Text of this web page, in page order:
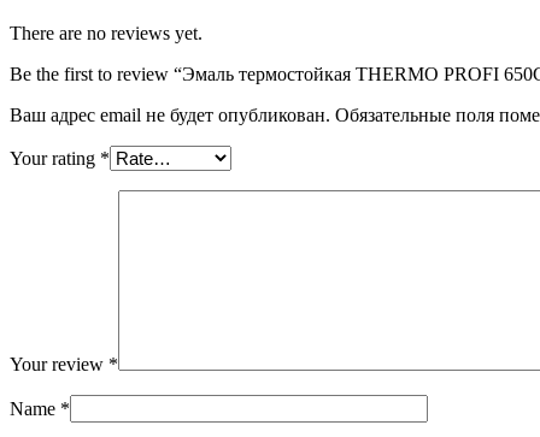
There are no reviews yet.
Be the first to review “Эмаль термостойкая THERMO PROFI
Ваш адрес email не будет опубликован. Обязательные поля
Your rating *
Your review *
Name *